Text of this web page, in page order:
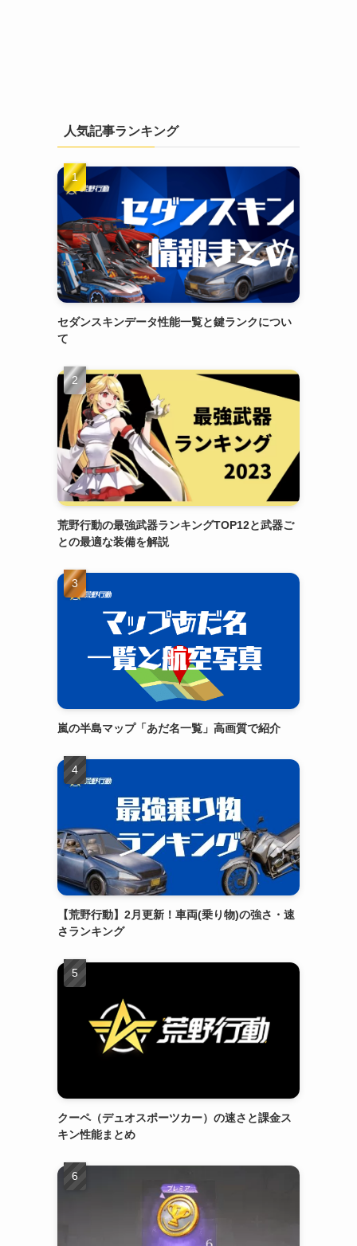
人気記事ランキング
セダンスキンデータ性能一覧と鍵ランクについ
て
荒野行動の最強武器ランキングTOP12と武器ご
との最適な装備を解説
嵐の半島マップ「あだ名一覧」高画質で紹介
【荒野行動】2月更新！車両(乗り物)の強さ・速
さランキング
クーペ（デュオスポーツカー）の速さと課金ス
キン性能まとめ